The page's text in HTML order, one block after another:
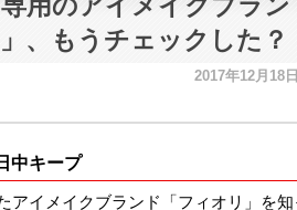
、もうチェックした？
2017年12月18
中キープ
アイメイクブランド「フィオリ」を知